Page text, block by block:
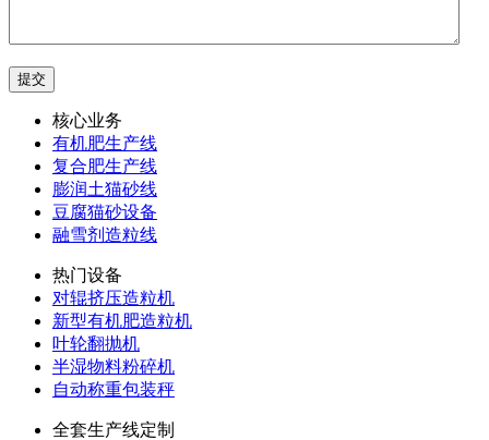
核心业务
有机肥生产线
复合肥生产线
膨润土猫砂线
豆腐猫砂设备
融雪剂造粒线
热门设备
对辊挤压造粒机
新型有机肥造粒机
叶轮翻抛机
半湿物料粉碎机
自动称重包装秤
全套生产线定制